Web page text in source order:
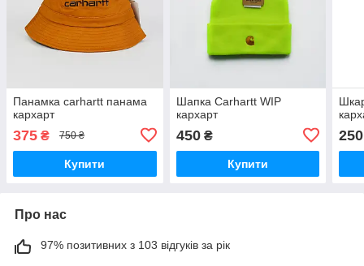
Панамка carhartt панама
кархарт
375 ₴ 750 ₴
Купити
Шапка Carhartt WIP
кархарт
450₴
Купити
250
Про нас
97% позитивних з 103 відгуків за рік